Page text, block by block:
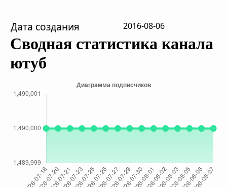
Дата создания 2016-08-06
Сводная статистика канала
ютуб